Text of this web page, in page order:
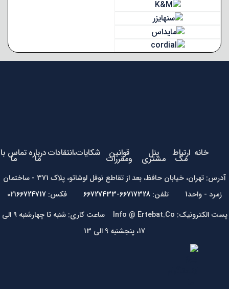
خانه ارتباط
مگ پنل
مشتری قوانین
ومقررات شکایات،انتقاداتدرباره
ما تماس با
ما
آدرس: تهران، خیابان حافظ، بعد از تقاطع نوفل لوشاتو، پلاک 371 - ساختمان
زمرد - واحد1 تلفن:
66717328-66727433 فکس: 021 66724717
پست الکترونیک: Info @ Ertebat.Co ساعت کاری: شنبه تا چهارشنبه 9 الی
17، پنجشنبه 9 الی 13